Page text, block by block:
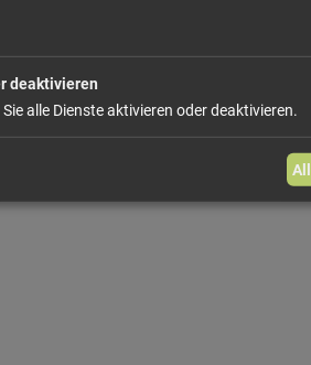
deaktivieren
alle Dienste aktivieren oder deaktivieren.